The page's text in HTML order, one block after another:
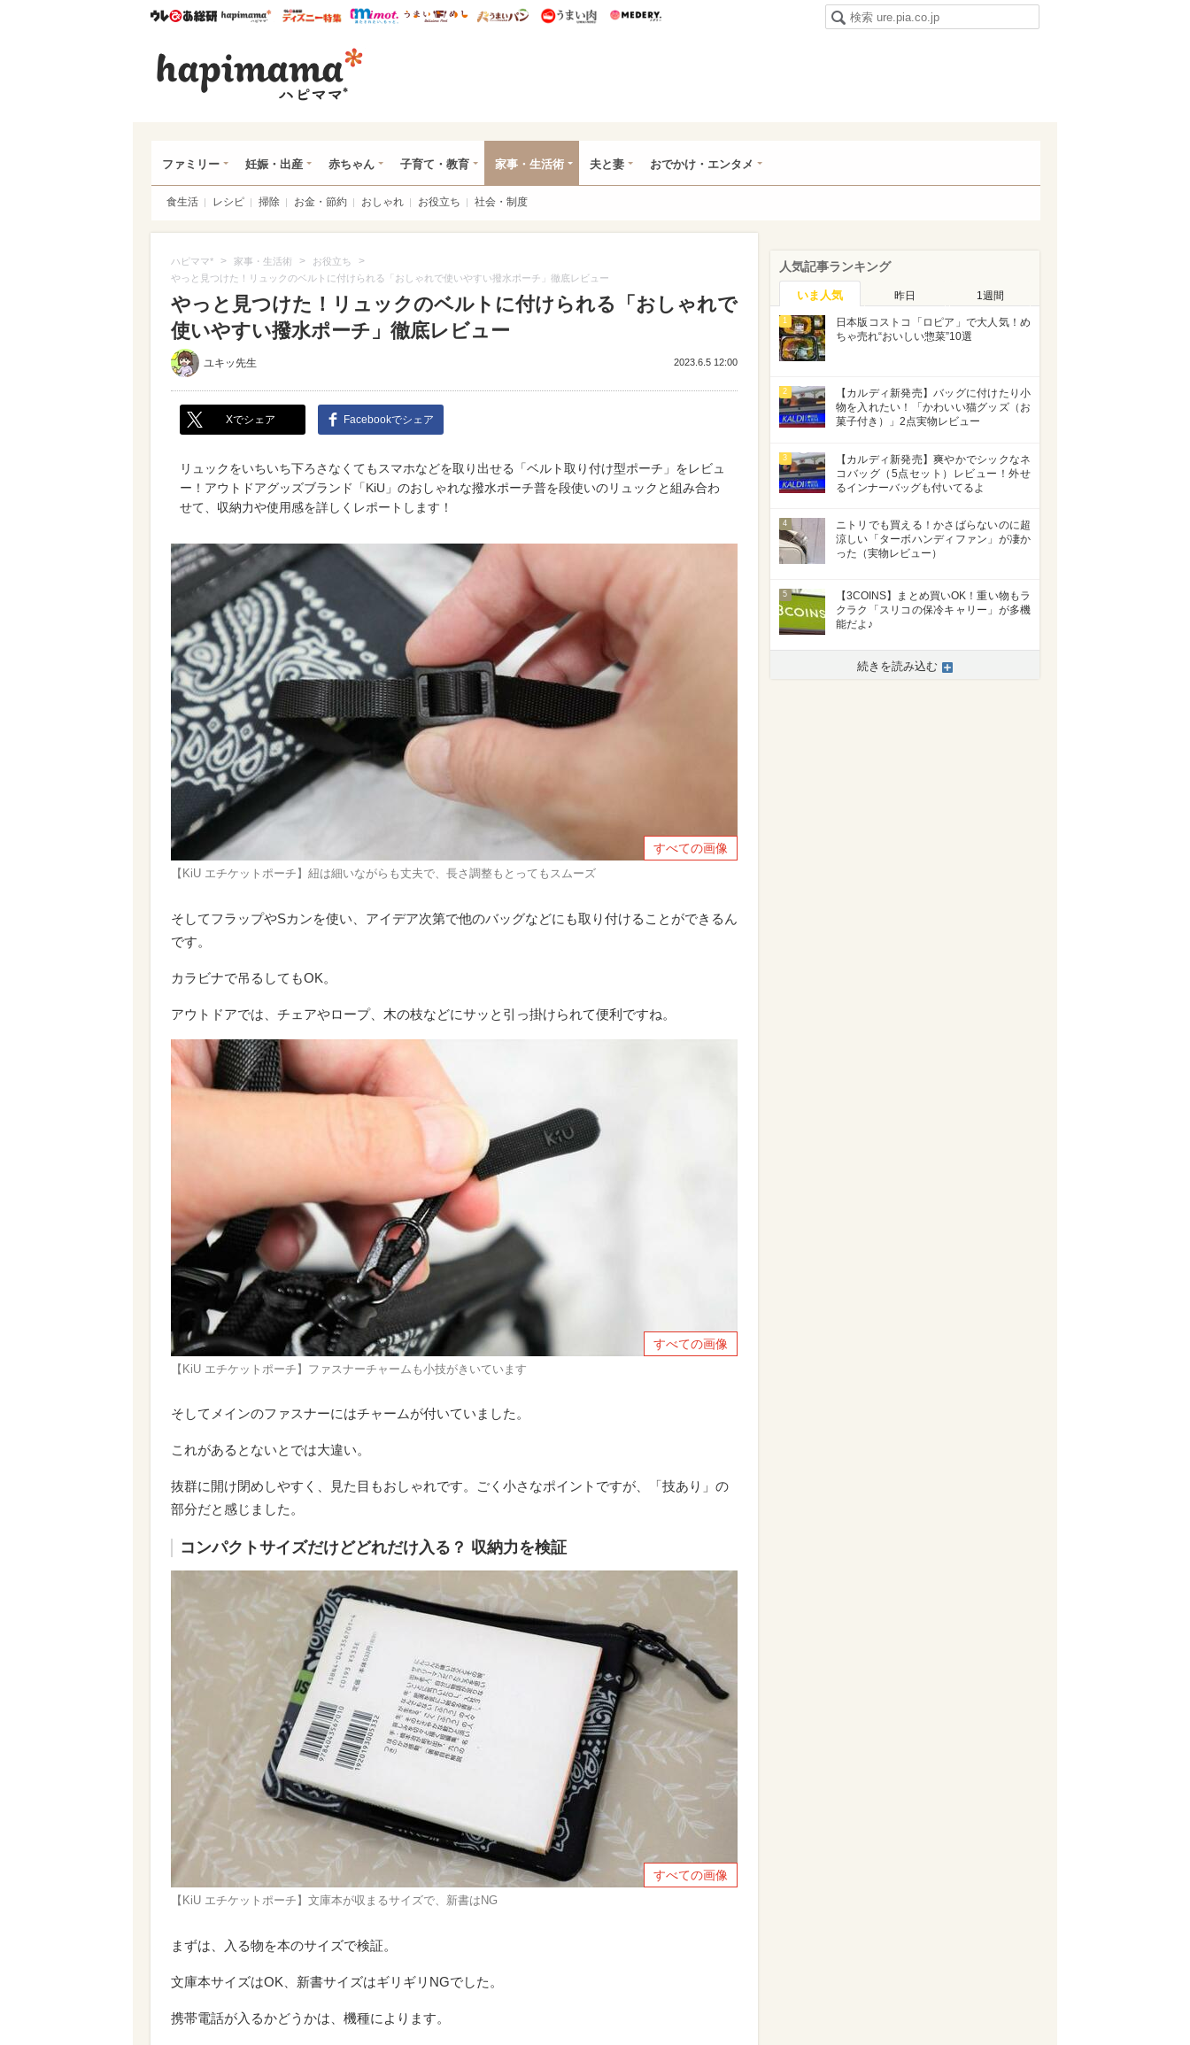
ウレぴあ総研ハピママ* ウレぴあ総研 ディズニー特集
mimot. うまいめし うまいパン うまい肉
ファミリー 妊娠・出産 赤ちゃん 子育て・教育 家事・生活術 夫と妻 おでかけ・エンタメ
食生活 レシピ 掃除 お金・節約 おしゃれ お役立ち 社会・制度
ハピママ* > 家事・生活術 > お役立ち >
やっと見つけた！リュックのベルトに付けられる「おしゃれで使いやすい撥水ポーチ」徹底レビュー
やっと見つけた！リュックのベルトに付けられる「おしゃれで
使いやすい撥水ポーチ」徹底レビュー
ユキッ先生 2023.6.5 12:00
Xでシェア Facebookでシェア
リュックをいちいち下ろさなくてもスマホなどを取り出せる「ベルト取り付け型ポーチ」をレビュ
ー！アウトドアグッズブランド「KiU」のおしゃれな撥水ポーチ普を段使いのリュックと組み合わ
せて、収納力や使用感を詳しくレポートします！
すべての画像
【KiU エチケットポーチ】紐は細いながらも丈夫で、長さ調整もとってもスムーズ
そしてフラップやSカンを使い、アイデア次第で他のバッグなどにも取り付けることができるん
です。
カラビナで吊るしてもOK。
アウトドアでは、チェアやロープ、木の枝などにサッと引っ掛けられて便利ですね。
すべての画像
【KiU エチケットポーチ】ファスナーチャームも小技がきいています
そしてメインのファスナーにはチャームが付いていました。
これがあるとないとでは大違い。
抜群に開け閉めしやすく、見た目もおしゃれです。ごく小さなポイントですが、「技あり」の
部分だと感じました。
コンパクトサイズだけどどれだけ入る？ 収納力を検証
すべての画像
【KiU エチケットポーチ】文庫本が収まるサイズで、新書はNG
まずは、入る物を本のサイズで検証。
文庫本サイズはOK、新書サイズはギリギリNGでした。
携帯電話が入るかどうかは、機種によります。
人気記事ランキング
いま人気 昨日 1週間
1
日本版コストコ「ロピア」で大人気！め
ちゃ売れ“おいしい惣菜”10選
2
【カルディ新発売】バッグに付けたり小
物を入れたい！「かわいい猫グッズ（お
菓子付き）」2点実物レビュー
3
【カルディ新発売】爽やかでシックなネ
コバッグ（5点セット）レビュー！外せ
るインナーバッグも付いてるよ
4
ニトリでも買える！かさばらないのに超
涼しい「ターボハンディファン」が凄か
った（実物レビュー）
5
【3COINS】まとめ買いOK！重い物もラ
クラク「スリコの保冷キャリー」が多機
能だよ♪
続きを読み込む